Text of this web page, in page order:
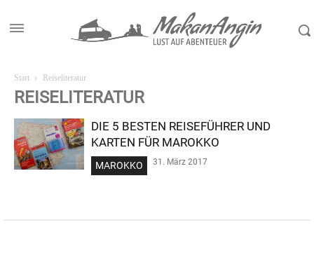
Start Reiseliteratur
REISELITERATUR
DIE 5 BESTEN REISEFÜHRER UND
KARTEN FÜR MAROKKO
MAROKKO 31. März 2017